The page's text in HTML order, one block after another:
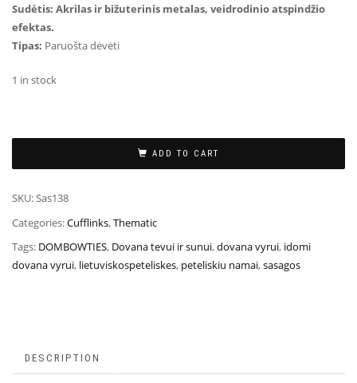
Sudėtis: Akrilas ir bižuterinis metalas, veidrodinio atspindžio
efektas.
Tipas: Paruošta dėvėti
1 in stock
ADD TO CART
SKU:Sas138
Categories:Cufflinks,Thematic
Tags: DOMBOWTIES, Dovana tevui ir sunui,dovana vyrui, idomi
dovana vyrui, lietuviskospeteliskes, peteliskiu namai,sasagos
DESCRIPTION